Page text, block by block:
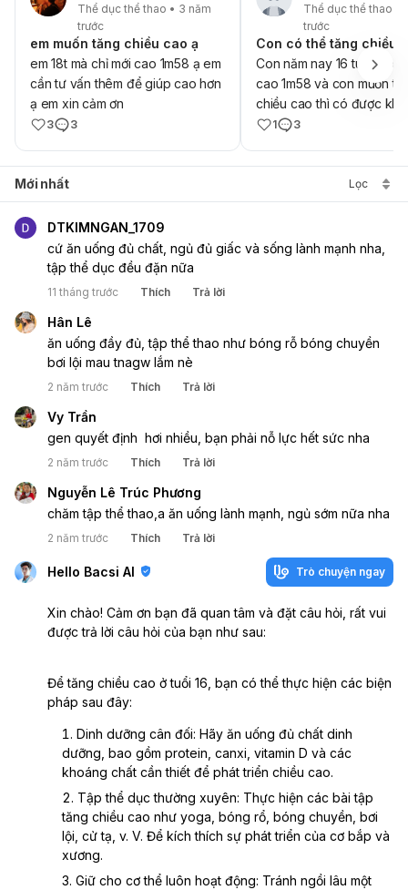
Thể dục thể thao • 3 năm
trước
em muốn tăng chiều cao ạ
em 18t mà chỉ mới cao 1m58 ạ em
cần tư vấn thêm để giúp cao hơn
ạ em xin cảm ơn
3 3
Thể dục thể thao •
trước
Con năm nay 16 tuổi ,con
cao 1m58 và con muốn
chiều cao thì có được
giải pháp thế nào ạ ,nhìn
1 3
Mới nhất Lọc
DTKIMNGAN_1709
cứ ăn uống đủ chất, ngủ đủ giấc và sống lành mạnh nha,
tập thể dục đều đặn nữa
11 tháng trước Thích Trả lời
Hân Lê
ăn uống đầy đủ, tập thể thao như bóng rỗ bóng chuyền
bơi lội mau tnagw lắm nè
2 năm trước Thích Trả lời
Vy Trần
gen quyết định  hơi nhiều, bạn phải nỗ lực hết sức nha
2 năm trước Thích Trả lời
Nguyễn Lê Trúc Phương
chăm tập thể thao,a ăn uống lành mạnh, ngủ sớm nữa nha
2 năm trước Thích Trả lời
Hello Bacsi AI Trò chuyện ngay
Xin chào! Cảm ơn bạn đã quan tâm và đặt câu hỏi, rất vui
được trả lời câu hỏi của bạn như sau:
Để tăng chiều cao ở tuổi 16, bạn có thể thực hiện các biện
pháp sau đây:
Dinh dưỡng cân đối: Hãy ăn uống đủ chất dinh
dưỡng, bao gồm protein, canxi, vitamin D và các
khoáng chất cần thiết để phát triển chiều cao.
Tập thể dục thường xuyên: Thực hiện các bài tập
tăng chiều cao như yoga, bóng rổ, bóng chuyền, bơi
lội, cử tạ, v. V. Để kích thích sự phát triển của cơ bắp và
xương.
Giữ cho cơ thể luôn hoạt động: Tránh ngồi lâu một